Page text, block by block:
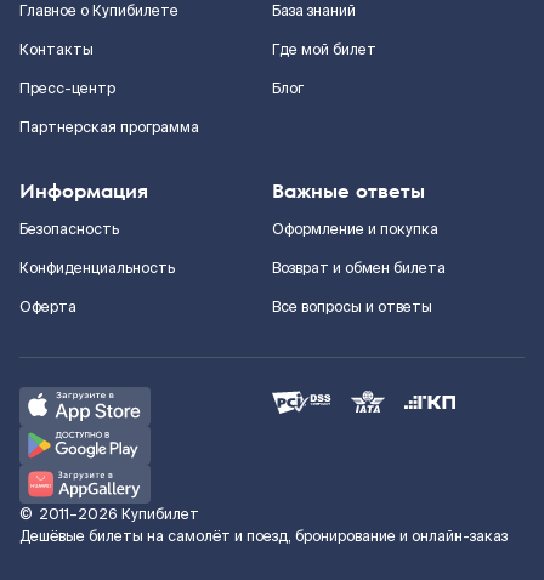
Главное о Купибилете
Контакты
Пресс-центр
Партнерская программа
База знаний
Где мой билет
Блог
Информация
Безопасность
Конфиденциальность
Оферта
Важные ответы
Оформление и покупка
Возврат и обмен билета
Все вопросы и ответы
© 2011–2026 Купибилет
Дешёвые билеты на самолёт и поезд, бронирование и онлайн-заказ